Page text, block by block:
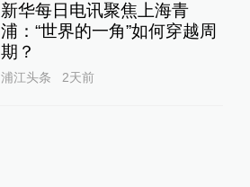
新华每日电讯聚焦上海青
浦：“世界的一角”如何穿越周
期？
浦江头条 2天前